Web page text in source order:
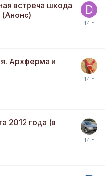
встреча шкода
(Анонс)
Архферма и
2012 года (в